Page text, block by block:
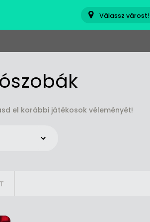
Válassz várost!
el korábbi játékosok véleményét!